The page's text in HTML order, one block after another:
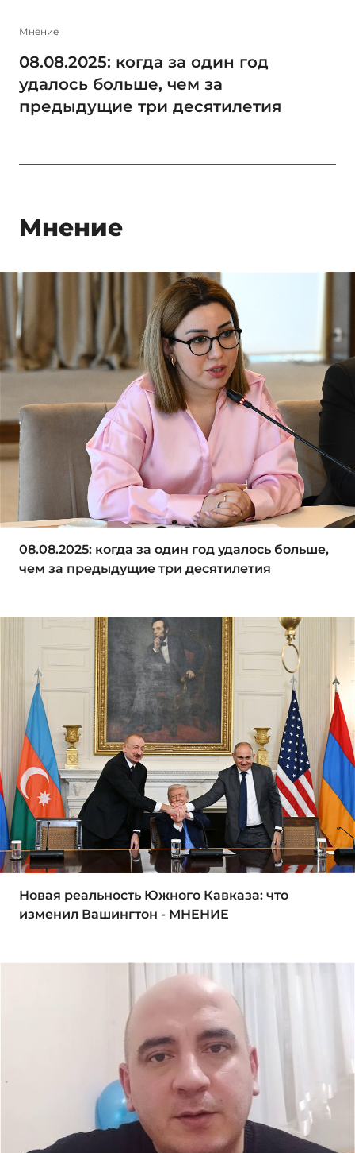
Мнение
08.08.2025: когда за один год
удалось больше, чем за
предыдущие три десятилетия
Мнение
08.08.2025: когда за один год удалось больше,
чем за предыдущие три десятилетия
Новая реальность Южного Кавказа: что
изменил Вашингтон - МНЕНИЕ